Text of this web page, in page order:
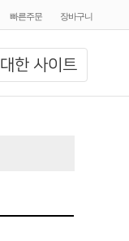
빠른주문 장바구니
대한 사이트